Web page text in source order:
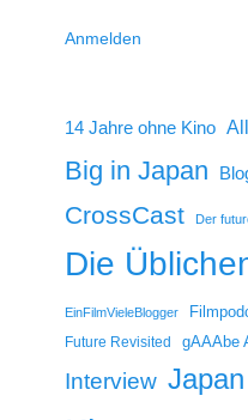
Anmelden
14 Jahre ohne Kino
Big in Japan
CrossCast Der
Die
EinFilmVieleBlogger
Future Revisited
gAAAbe
Interview Japan